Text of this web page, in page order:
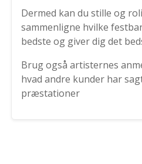
Dermed kan du stille og
sammenligne hvilke
bedste og giver dig det
Brug også artisternes
hvad andre kunder har
præstationer